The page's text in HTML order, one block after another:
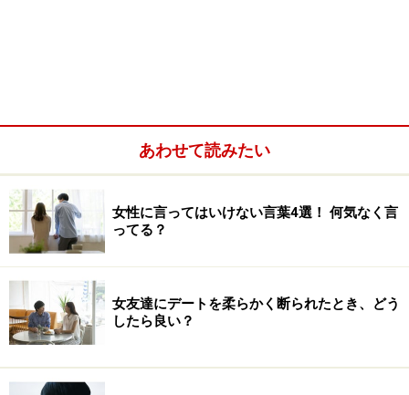
あわせて読みたい
女性に言ってはいけない言葉4選！ 何気なく言
ってる？
女友達にデートを柔らかく断られたとき、どう
したら良い？